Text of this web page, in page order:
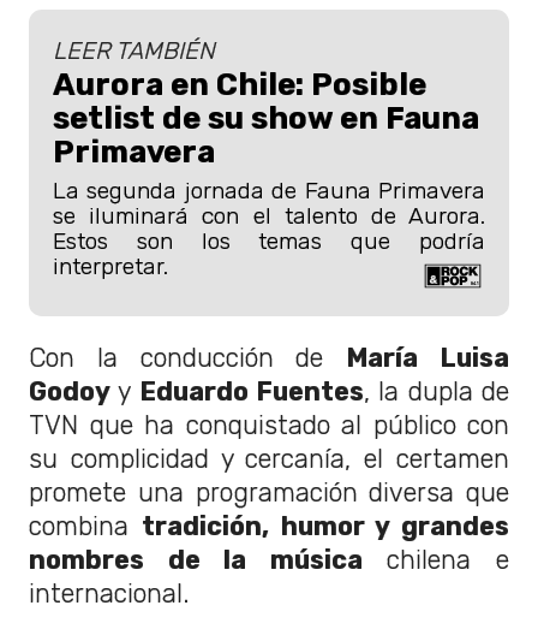
LEER TAMBIÉN
Aurora en Chile: Posible
setlist de su show en Fauna
Primavera
La segunda jornada de Fauna Primavera
se iluminará con el talento de Aurora.
Estos son los temas que podría
interpretar.
Con la conducción de María Luisa
Godoy y Eduardo Fuentes, la dupla de
TVN que ha conquistado al público con
su complicidad y cercanía, el certamen
promete una programación diversa que
combina tradición, humor y grandes
nombres de la música chilena e
internacional.